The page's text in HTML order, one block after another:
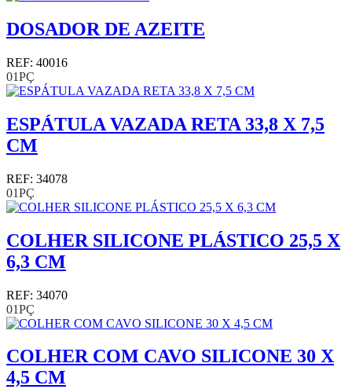
DOSADOR DE AZEITE
REF: 40016
01PÇ
ESPÁTULA VAZADA RETA 33,8 X 7,5
CM
REF: 34078
01PÇ
COLHER SILICONE PLÁSTICO 25,5 X
6,3 CM
REF: 34070
01PÇ
COLHER COM CAVO SILICONE 30 X
4,5 CM